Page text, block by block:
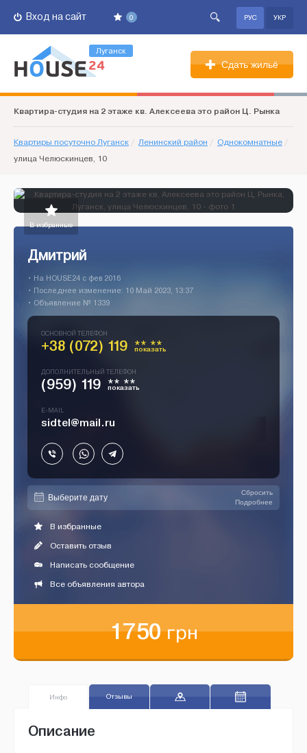
0
Вход на сайт РУС УКР
Луганск
Сдать жильё
Квартира-студия на 2 этаже кв. Алексеева это район Ц. Рынка
Квартиры посуточно Луганск / Ленинский район / Однокомнатные /
улица Челюскинцев, 10
В избранные
Дмитрий
• На HOUSE24 c фев 2016
• Последнее изменение: 10 Май 2023, 13:37
• Объявление № 1339
ОСНОВНОЙ ТЕЛЕФОН
+38 (072) 119 ** **
показать
ДОПОЛНИТЕЛЬНЫЙ ТЕЛЕФОН
(959) 119 ** **
показать
E-MAIL
sidtel@mail.ru
Сбросить
Подробнее
В избранные
Оставить отзыв
Написать сообщение
Все объявления автора
1750грн
Инфо Отзывы
Описание